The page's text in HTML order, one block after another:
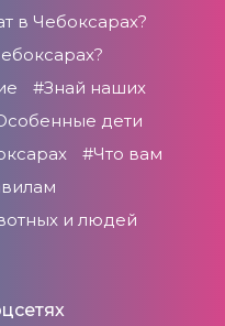
в Чебоксарах?
#Знай наших
дети
#Что вам
и людей